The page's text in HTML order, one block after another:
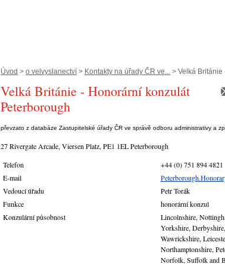
Úvod > o velvyslanectví > Kontakty na úřady ČR ve... > Velká Británie
Velká Británie - Honorární konzulát
Peterborough
převzato z databáze Zastupitelské úřady ČR ve správě odboru administrativy a
27 Rivergate Arcade, Viersen Platz, PE1 1EL Peterborough
Telefon
+44 (0) 751 894 4821
E-mail
Vedoucí úřadu
Petr Torák
Funkce
honorární konzul
Konzulární působnost
Lincolnshire,
Yorkshire,
Wawrickshire,
Northamptonshire,
Norfolk, Suffolk and